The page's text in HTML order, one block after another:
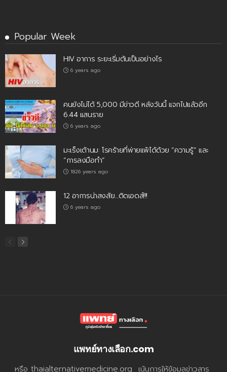
Popular Week
HIV อาการ ระยะเริ่มต้นเป็นอย่างไร
6 years ago
คนยังไม่ได้ 5,000 มีข่าวดี หลังวันนี้ แจกไปแล้วอีก
6.44 แสนราย
6 years ago
มะเร็งเต้านม: โรคร้ายที่พ่ายแพ้ได้ด้วย “ความรู้” และ
“การลงมือทำ”
1826 years ago
12 อาการน่าสงสัย…ติดเอดส์!!!
6 years ago
แพทย์ทางเลือก.com
หรือ thaialternativemedicine.org เน้นการให้ข้อมูลข่าวสาร